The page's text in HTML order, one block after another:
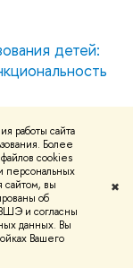
работы сайта
Более
cookies
персональных
сайтом, вы
об
и согласны
данных. Вы
Вашего
✖
детей: